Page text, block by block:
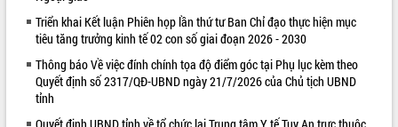
Nam Anh hùng” và trao Huân chương
Lao động
UBND tỉnh Đắk Lắk triển khai nhiệm
vụ 6 tháng cuối năm 2026
Kỳ họp thứ Hai, Hội đồng nhân dân
ALBUM ẢNH
Triển khai Kết luận Phiên họp lần thứ tư Ban Chỉ đạo thực hiện mục
tiêu tăng trưởng kinh tế 02 con số giai đoạn 2026 - 2030
Thông báo Về việc đính chính tọa độ điểm góc tại Phụ lục kèm theo
Quyết định số 2317/QĐ-UBND ngày 21/7/2026 của Chủ tịch UBND
tỉnh